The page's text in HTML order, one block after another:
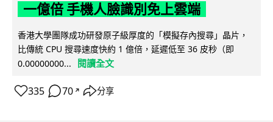
一億倍 手機人臉識別免上雲端
香港大學團隊成功研發原子級厚度的「模擬存內搜尋」晶片，
比傳統 CPU 搜尋速度快約 1 億倍，延遲低至 36 皮秒（即
0.00000000...
閱讀全文
335 70 ↗ 分享